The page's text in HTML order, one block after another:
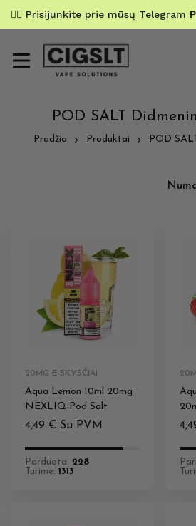
✌🏼 Prisijunkite prie mūsų Telegram
POD SALT
Pradžia Produktai POD
20MG E-SKYSČIAI
Aqua Lemon 10ml 20mg
NEXLIQ Pod Salt
4,49 € Su PVM
Parduota: 228
Turime: 1313